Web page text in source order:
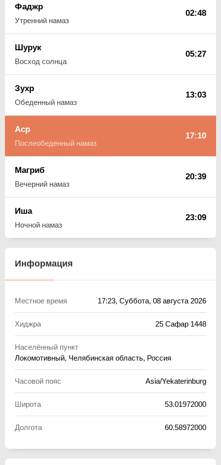
Фаджр
Утренний намаз
02:48
Шурук
Восход солнца
05:27
Зухр
Обеденный намаз
13:03
Аср
Послеобеденный намаз
17:10
Магриб
Вечерний намаз
20:39
Иша
Ночной намаз
23:09
Информация
Местное время 17:23, Суббота, 08 августа 2026
Хиджра 25 Сафар 1448
Населённый пункт
Локомотивный, Челябинская область, Россия
Часовой пояс Asia/Yekaterinburg
Широта 53.01972000
Долгота 60.58972000